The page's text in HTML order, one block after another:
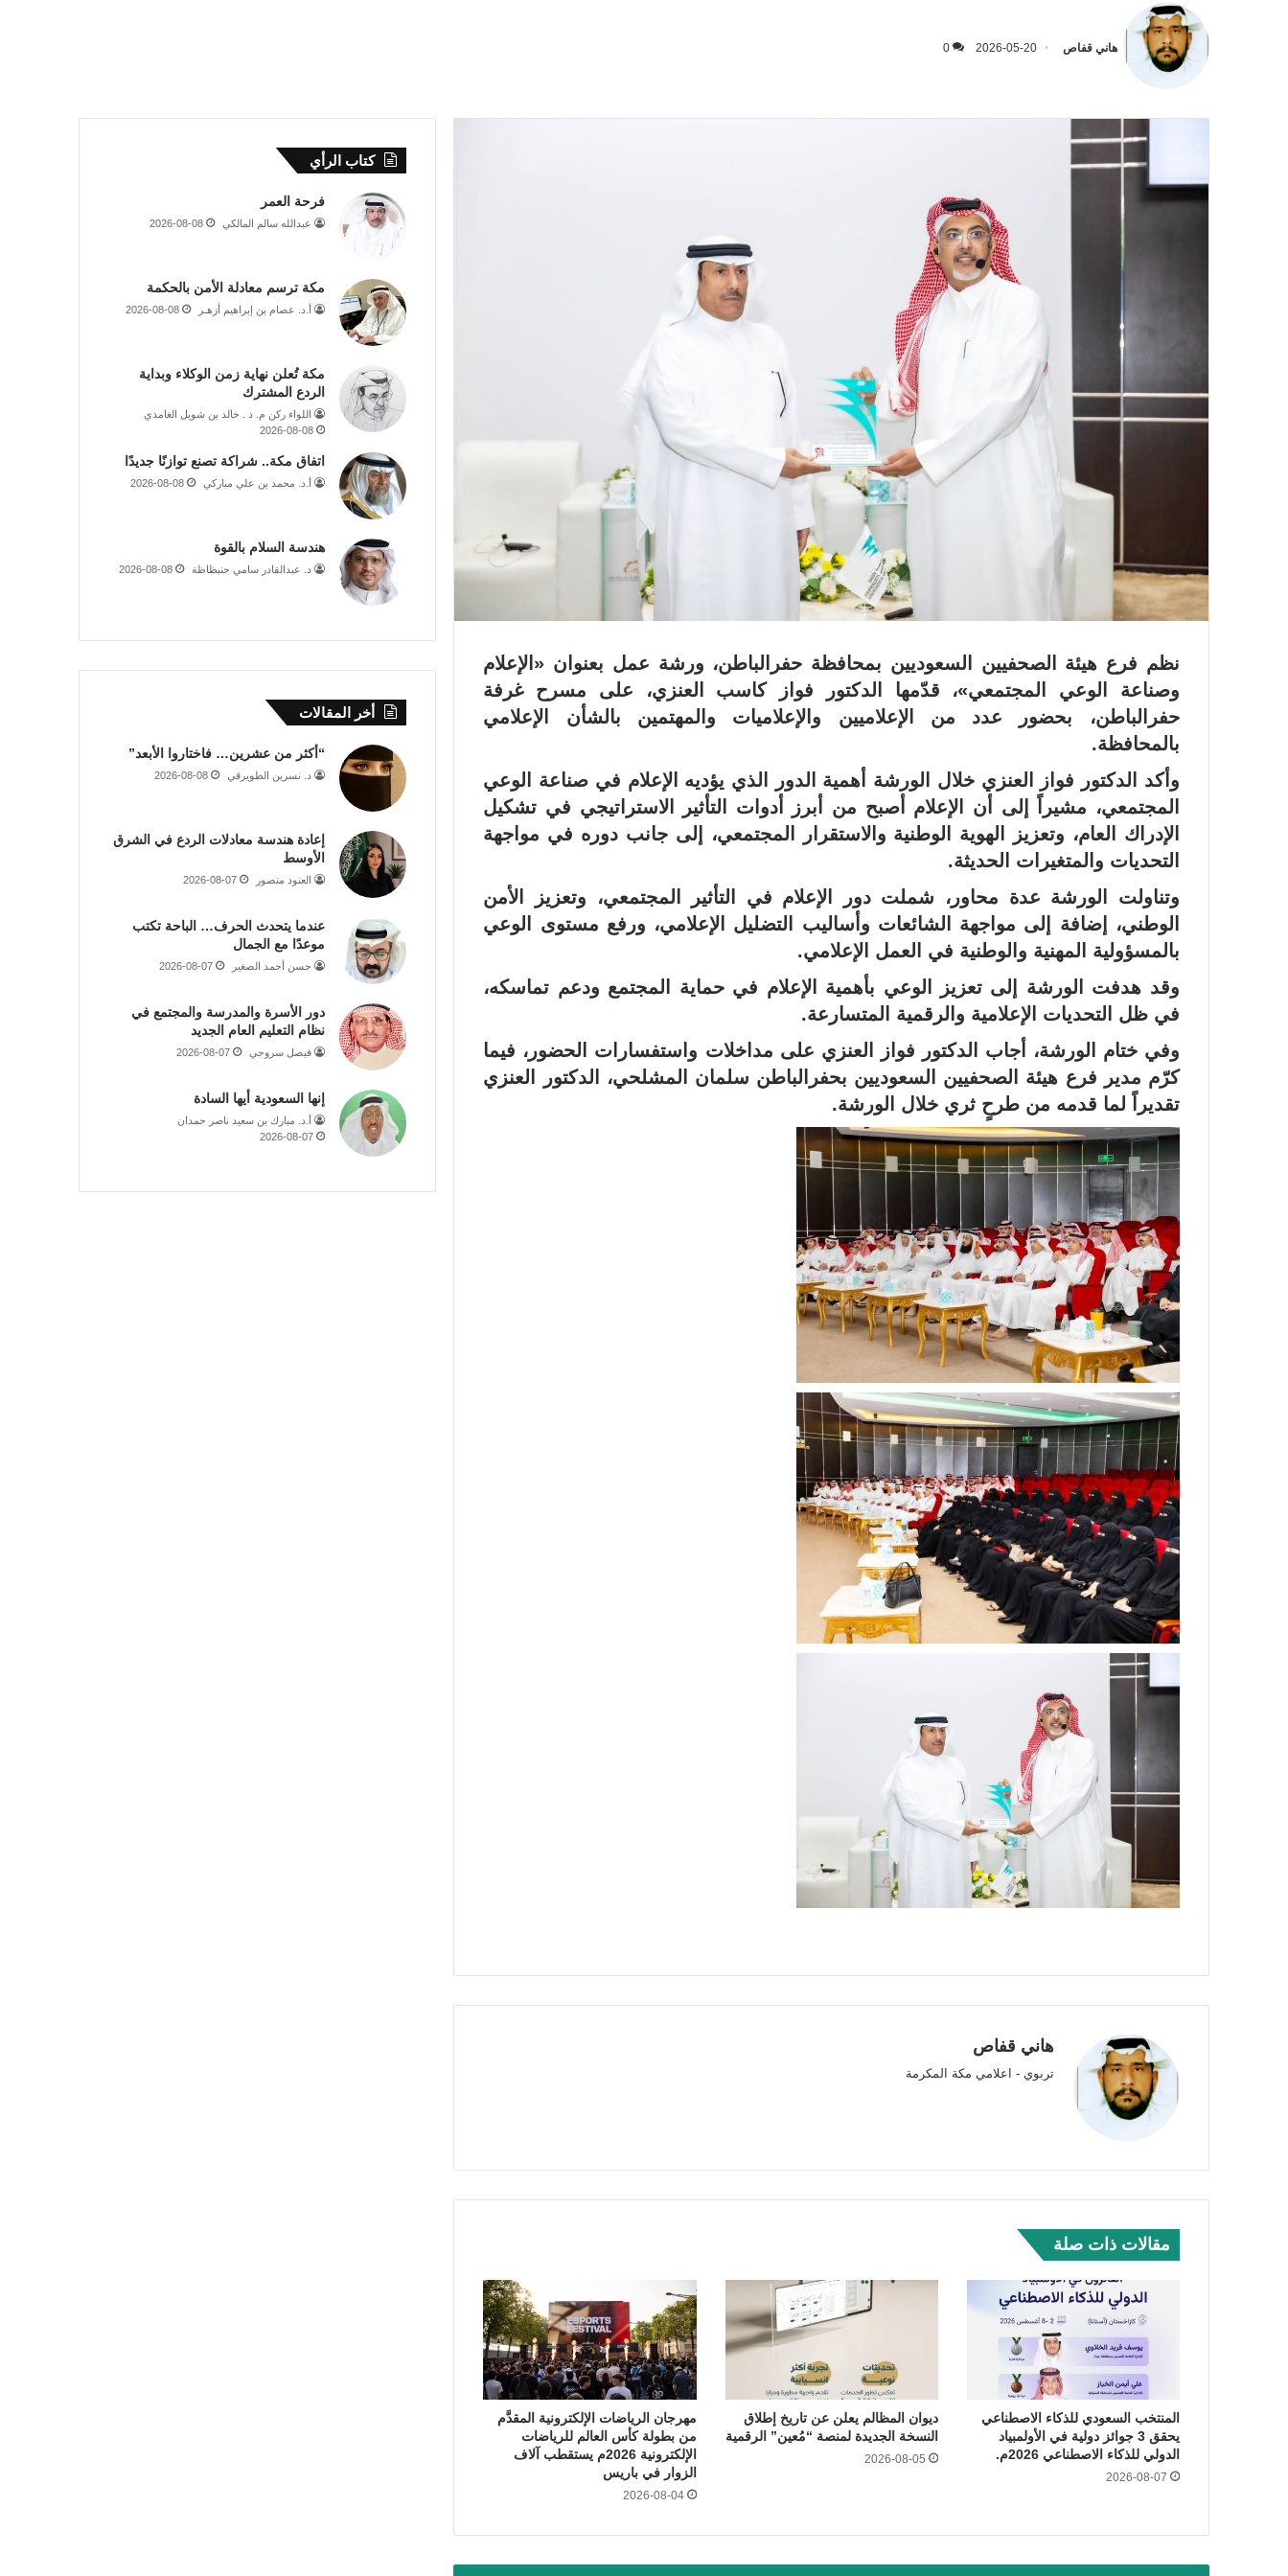
هاني قفاص 2026-05-20
0
نظم فرع هيئة الصحفيين السعوديين بمحافظة حفرالباطن، ورشة عمل بعنوان «الإعلام
وصناعة الوعي المجتمعي»، قدّمها الدكتور فواز كاسب العنزي، على مسرح غرفة
حفرالباطن، بحضور عدد من الإعلاميين والإعلاميات والمهتمين بالشأن الإعلامي
بالمحافظة.
وأكد الدكتور فواز العنزي خلال الورشة أهمية الدور الذي يؤديه الإعلام في صناعة الوعي
المجتمعي، مشيراً إلى أن الإعلام أصبح من أبرز أدوات التأثير الاستراتيجي في تشكيل
الإدراك العام، وتعزيز الهوية الوطنية والاستقرار المجتمعي، إلى جانب دوره في مواجهة
التحديات والمتغيرات الحديثة.
وتناولت الورشة عدة محاور، شملت دور الإعلام في التأثير المجتمعي، وتعزيز الأمن
الوطني، إضافة إلى مواجهة الشائعات وأساليب التضليل الإعلامي، ورفع مستوى الوعي
بالمسؤولية المهنية والوطنية في العمل الإعلامي.
وقد هدفت الورشة إلى تعزيز الوعي بأهمية الإعلام في حماية المجتمع ودعم تماسكه،
في ظل التحديات الإعلامية والرقمية المتسارعة.
وفي ختام الورشة، أجاب الدكتور فواز العنزي على مداخلات واستفسارات الحضور، فيما
كرّم مدير فرع هيئة الصحفيين السعوديين بحفرالباطن سلمان المشلحي، الدكتور العنزي
تقديراً لما قدمه من طرحٍ ثري خلال الورشة.
هاني قفاص
تربوي - اعلامي مكة المكرمة
مقالات ذات صلة
المنتخب السعودي للذكاء الاصطناعي
يحقق 3 جوائز دولية في الأولمبياد
الدولي للذكاء الاصطناعي 2026م.
2026-08-07
ديوان المظالم يعلن عن تاريخ إطلاق
النسخة الجديدة لمنصة “مُعين” الرقمية
2026-08-05
مهرجان الرياضات الإلكترونية المقدَّم
من بطولة كأس العالم للرياضات
الإلكترونية 2026م يستقطب آلاف
الزوار في باريس
2026-08-04
كتاب الرأي
فرحة العمر
عبدالله سالم المالكي 2026-08-08
مكة ترسم معادلة الأمن بالحكمة
أ.د. عصام بن إبراهيم أزهـر 2026-08-08
مكة تُعلن نهاية زمن الوكلاء وبداية
الردع المشترك
اللواء ركن م. د . خالد بن شويل الغامدي
2026-08-08
اتفاق مكة.. شراكة تصنع توازنًا جديدًا
أ.د. محمد بن علي مباركي 2026-08-08
هندسة السلام بالقوة
د. عبدالقادر سامي حنبظاظة 2026-08-08
أخر المقالات
“أكثر من عشرين… فاختاروا الأبعد”
د. نسرين الطويرقي 2026-08-08
إعادة هندسة معادلات الردع في الشرق
الأوسط
العنود منصور 2026-08-07
عندما يتحدث الحرف… الباحة تكتب
موعدًا مع الجمال
حسن أحمد الصغير 2026-08-07
دور الأسرة والمدرسة والمجتمع في
نظام التعليم العام الجديد
فيصل سروجي 2026-08-07
إنها السعودية أيها السادة
أ.د. مبارك بن سعيد ناصر حمدان
2026-08-07